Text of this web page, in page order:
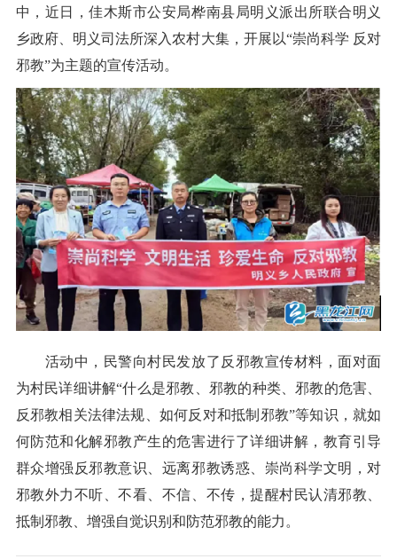
中，近日，佳木斯市公安局桦南县局明义派出所联合明义
乡政府、明义司法所深入农村大集，开展以“崇尚科学 反对
邪教”为主题的宣传活动。
活动中，民警向村民发放了反邪教宣传材料，面对面
为村民详细讲解“什么是邪教、邪教的种类、邪教的危害、
反邪教相关法律法规、如何反对和抵制邪教”等知识，就如
何防范和化解邪教产生的危害进行了详细讲解，教育引导
群众增强反邪教意识、远离邪教诱惑、崇尚科学文明，对
邪教外力不听、不看、不信、不传，提醒村民认清邪教、
抵制邪教、增强自觉识别和防范邪教的能力。